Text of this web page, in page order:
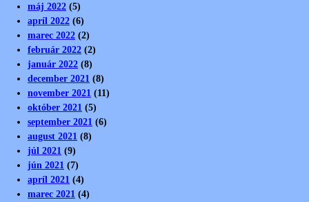
máj 2022 (5)
apríl 2022 (6)
marec 2022 (2)
február 2022 (2)
január 2022 (8)
december 2021 (8)
november 2021 (11)
október 2021 (5)
september 2021 (6)
august 2021 (8)
júl 2021 (9)
jún 2021 (7)
apríl 2021 (4)
marec 2021 (4)